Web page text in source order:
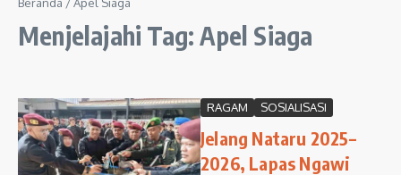
Menjelajahi Tag: Apel Siaga
RAGAM SOSIALISASI
Jelang Nataru 2025–
2026, Lapas Ngawi